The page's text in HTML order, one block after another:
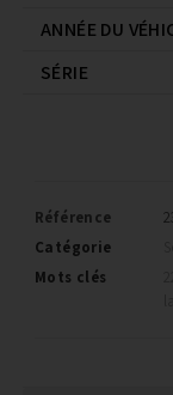
ANNÉE DU
SÉRIE
Référence
Catégorie
Mots clés